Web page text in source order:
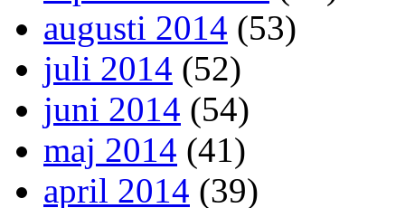
augusti 2014 (53)
juli 2014 (52)
juni 2014 (54)
maj 2014 (41)
april 2014 (39)